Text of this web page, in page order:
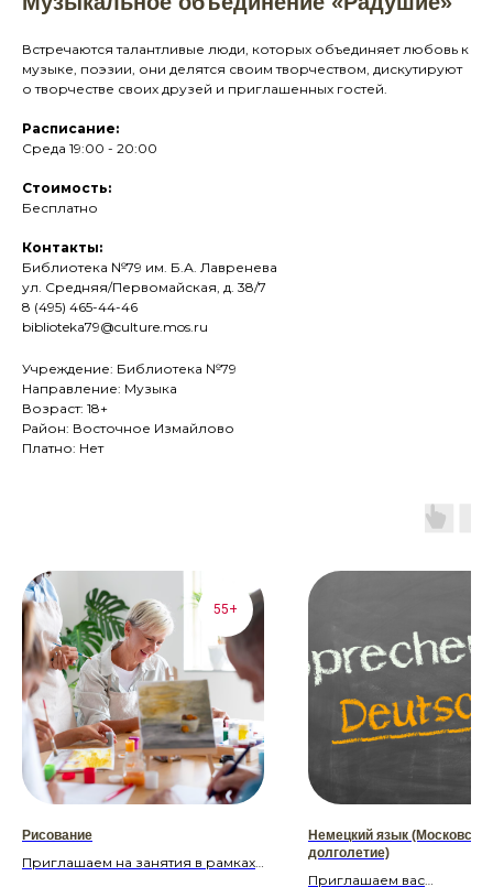
Встречаются талантливые люди, которых объединяет любовь к
музыке, поэзии, они делятся своим творчеством, дискутируют
о творчестве своих друзей и приглашенных гостей.
Расписание:
Среда 19:00 - 20:00
Стоимость:
Бесплатно
Контакты:
Библиотека №79 им. Б.А. Лавренева
ул. Средняя/Первомайская, д. 38/7
8 (495) 465-44-46
biblioteka79@culture.mos.ru
Учреждение: Библиотека №79
Направление: Музыка
Возраст: 18+
Район: Восточное Измайлово
Платно: Нет
55+
Рисование
Приглашаем на занятия в рамках
Немецкий язык (Московское
долголетие)
Приглашаем вас